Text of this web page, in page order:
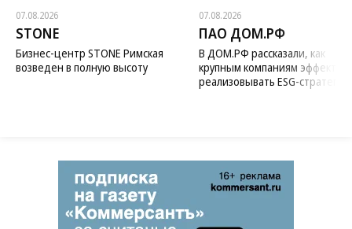
07.08.2026
STONE
Бизнес-центр STONE Римская
возведен в полную высоту
07.08.2026
ПАО ДОМ.РФ
В ДОМ.РФ рассказали, как
крупным компаниям
реализовывать ESG-стратегию